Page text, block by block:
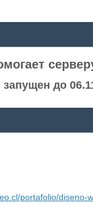
до
portafolio/diseno-